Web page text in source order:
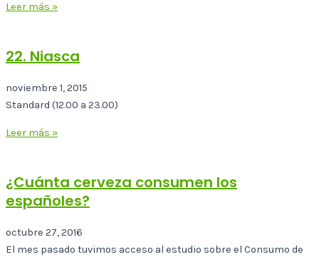
Leer más »
22. Niasca
noviembre 1, 2015
Standard (12.00 a 23.00)
Leer más »
¿Cuánta cerveza consumen los
españoles?
octubre 27, 2016
El mes pasado tuvimos acceso al estudio sobre el Consumo de